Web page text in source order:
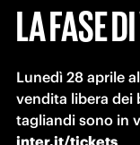
LA FASE
Lunedì 28 aprile
vendita libera dei
inter.it/tickets